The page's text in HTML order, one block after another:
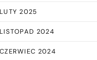
LUTY 2025
LISTOPAD 2024
CZERWIEC 2024